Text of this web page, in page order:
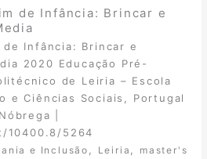
de Infância: Brincar e
de Infância: Brincar e
2020 Educação Pré-
de Leiria – Escola
e Ciências Sociais, Portugal
|
5264
e Inclusão , Leiria , master's